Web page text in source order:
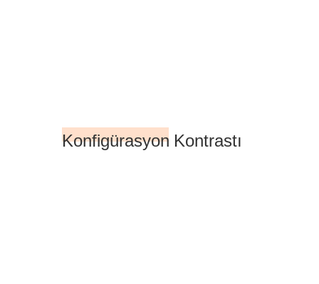
Konfigürasyon Kontrastı